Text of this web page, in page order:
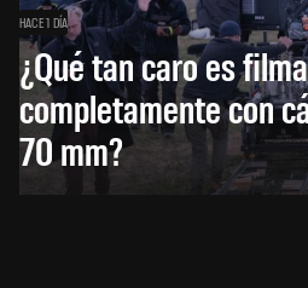
HACE 1 DÍA
¿Qué tan caro es
completamente con
70 mm?